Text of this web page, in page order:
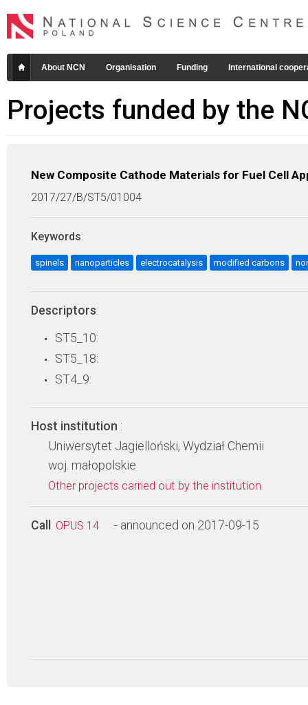
About NCN Organisation Funding International
Projects funded by the
New Composite Cathode Materials for Fuel Cell
2017/27/B/ST5/01004
Keywords:
spinels nanoparticles electrocatalysis modified carbons
Descriptors:
ST5_10:
ST5_18:
ST4_9:
Host institution :
Uniwersytet Jagielloński, Wydział Chemii
woj. małopolskie
Other projects carried out by the institution
Call : OPUS 14 - announced on 2017-09-15